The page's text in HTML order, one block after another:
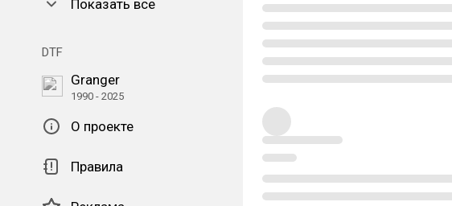
Показать все
DTF
Granger
1990 - 2025
О проекте
Правила